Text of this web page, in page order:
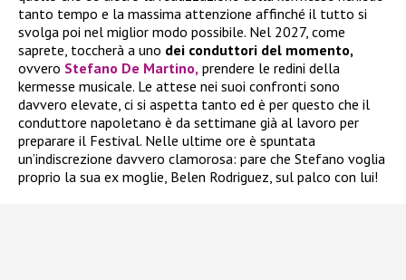
tanto tempo e la massima attenzione affinché il tutto si
svolga poi nel miglior modo possibile. Nel 2027, come
saprete, toccherà a uno dei conduttori del momento,
ovvero Stefano De Martino, prendere le redini della
kermesse musicale. Le attese nei suoi confronti sono
davvero elevate, ci si aspetta tanto ed è per questo che il
conduttore napoletano è da settimane già al lavoro per
preparare il Festival. Nelle ultime ore è spuntata
un’indiscrezione davvero clamorosa: pare che Stefano voglia
proprio la sua ex moglie, Belen Rodriguez, sul palco con lui!